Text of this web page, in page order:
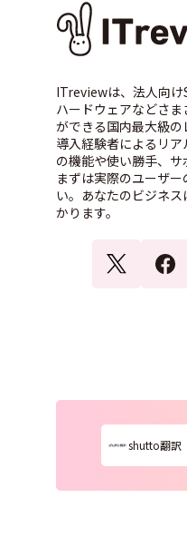
shutto翻訳
ITreviewは、法人向け
ハードウェアなどさ
ができる国内最大級の
導入経験者によるリ
の機能や使い勝手、サ
まずは実際のユーザ
い。あなたのビジネ
かります。
© ITcrowd Corp. All